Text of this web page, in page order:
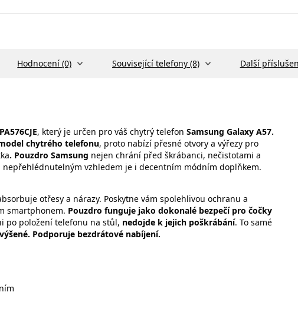
Hodnocení (0) Související telefony (8) Další
, který je určen pro váš chytrý telefon Samsung Galaxy A57.
chytrého telefonu, proto nabízí přesné otvory a výřezy pro
. Pouzdro Samsung nejen chrání před škrábanci, nečistotami a
vzhledem je i decentním módním doplňkem.
otřesy a nárazy. Poskytne vám spolehlivou ochranu a
smartphonem. Pouzdro funguje jako dokonalé bezpečí pro čočky
po položení telefonu na stůl, nedojde k jejich poškrábání. To samé
Podporuje bezdrátové nabíjení.